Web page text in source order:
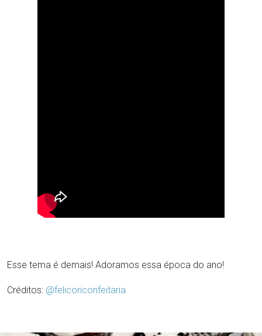
Esse tema é demais! Adoramos essa época do ano!
Créditos: @felicoriconfeitaria